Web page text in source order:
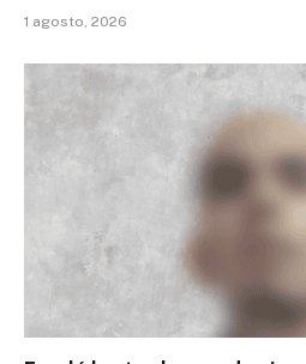
1 agosto, 2026